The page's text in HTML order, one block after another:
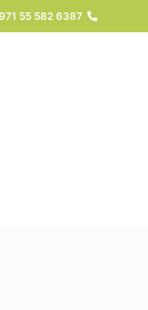
6387 582 55 971+